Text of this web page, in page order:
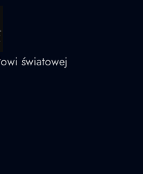
światowej